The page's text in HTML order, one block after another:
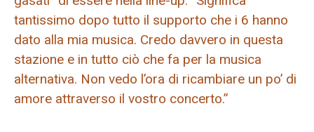
tantissimo dopo tutto il supporto che i 6 hanno
dato alla mia musica. Credo davvero in questa
stazione e in tutto ciò che fa per la musica
alternativa. Non vedo l’ora di ricambiare un po’ di
amore attraverso il vostro concerto.”